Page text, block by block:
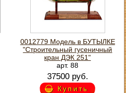
0012779 Модель в БУТЫЛКЕ
"Строительный гусеничный
кран ДЭК 251"
арт. 88
37500 руб.
Купить